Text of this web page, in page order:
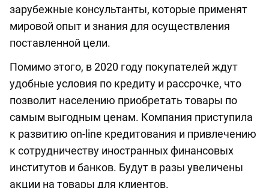
зарубежные консультанты, которые применят
мировой опыт и знания для осуществления
поставленной цели.
Помимо этого, в 2020 году покупателей ждут
удобные условия по кредиту и рассрочке, что
позволит населению приобретать товары по
самым выгодным ценам. Компания приступила
к развитию on-line кредитования и привлечению
к сотрудничеству иностранных финансовых
институтов и банков. Будут в разы увеличены
акции на товары для клиентов.